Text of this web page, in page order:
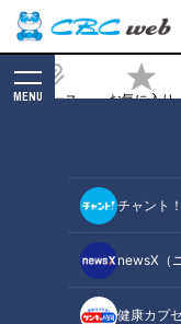
ニュース お気に入り
MENU
チャント！
newsX（
健康カプ
選！“機能的